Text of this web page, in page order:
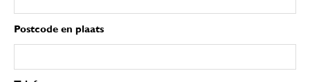
Postcode en plaats